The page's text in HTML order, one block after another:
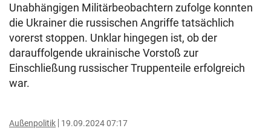
Unabhängigen Militärbeobachtern zufolge konnten
die Ukrainer die russischen Angriffe tatsächlich
vorerst stoppen. Unklar hingegen ist, ob der
darauffolgende ukrainische Vorstoß zur
Einschließung russischer Truppenteile erfolgreich
war.
Außenpolitik 19.09.2024 07:17